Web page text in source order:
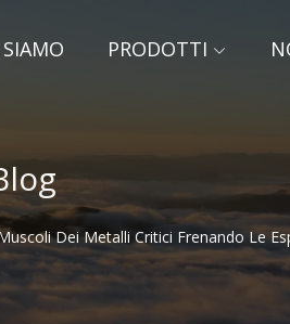
PRODOTTI
Dei Metalli Critici Frenando Le